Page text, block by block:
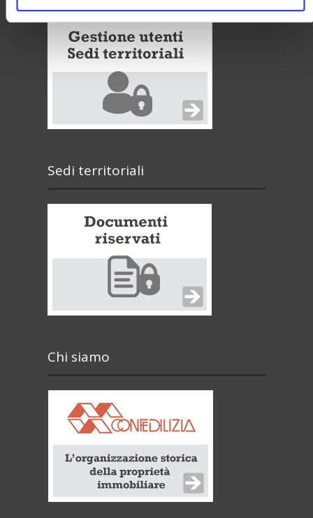
Sedi territoriali
Chi siamo